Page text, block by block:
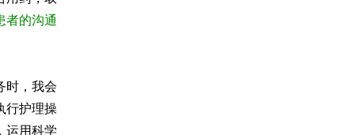
者的沟通
时，我会
行护理操
运用科学